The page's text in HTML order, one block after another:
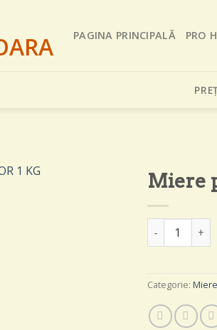
PAGINA PRINCIPALĂ PRO
Miere
Cantitate
Categorie: Miere